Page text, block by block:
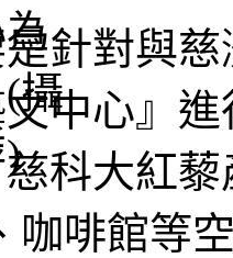
針對與
中心』
科大紅
咖啡館等